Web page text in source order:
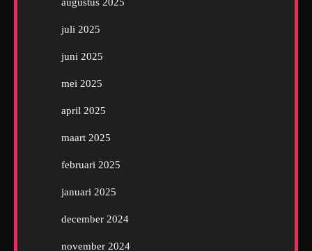
juli 2025
juni 2025
mei 2025
april 2025
maart 2025
februari 2025
januari 2025
december 2024
november 2024